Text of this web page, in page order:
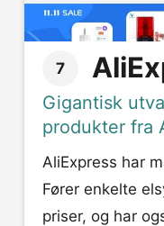
7
Gigantisk
produkter fra
AliExpress har
Fører enkelte
priser, og har